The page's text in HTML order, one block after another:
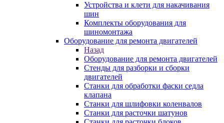
Устройства и клети для накачивания
шин
Комплекты оборудования для
шиномонтажа
Оборудование для ремонта двигателей
Назад
Оборудование для ремонта двигателей
Стенды для разборки и сборки
двигателей
Станки для обработки фаски седла
клапана
Станки для шлифовки коленвалов
Станки для расточки шатунов